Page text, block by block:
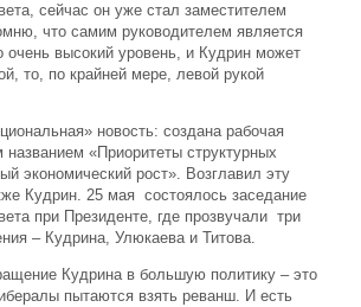
сейчас он уже стал заместителем
что самим руководителем является
очень высокий уровень, и Кудрин может
то, по крайней мере, левой рукой
новость: создана рабочая
«Приоритеты структурных
экономический рост». Возглавил эту
Кудрин. 25 мая состоялось заседание
при Президенте, где прозвучали три
– Кудрина, Улюкаева и Титова.
Кудрина в большую политику – это
пытаются взять реванш. И есть